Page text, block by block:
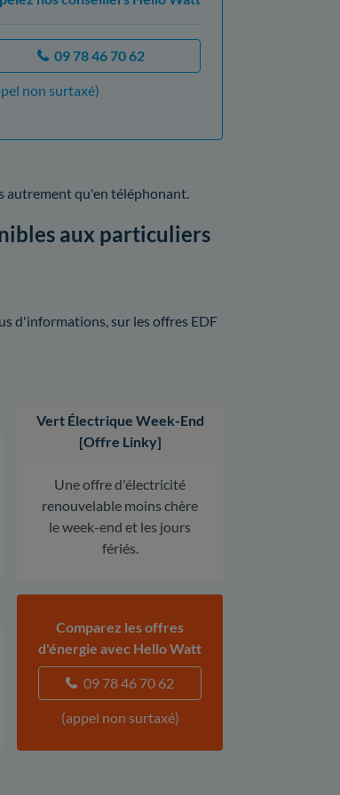
09 78 46 70 62
non surtaxé)
autrement qu'en téléphonant.
aux particuliers
d'informations, sur les offres EDF
Vert Électrique Week-End
[Offre Linky]
Une offre d'électricité
renouvelable moins chère
le week-end et les jours
fériés.
Comparez les offres
d'énergie avec Hello Watt
09 78 46 70 62
(appel non surtaxé)